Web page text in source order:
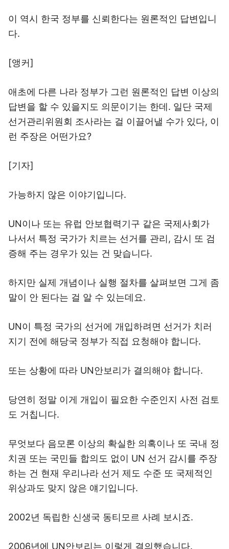
이 역시 한국 정부를 신뢰한다는 원론적인 답변입니
다.
[앵커]
애초에 다른 나라 정부가 그런 원론적인 답변 이상의
답변을 할 수 있을지도 의문이기는 한데. 일단 국제
선거관리위원회 조사라는 걸 이끌어낼 수가 있다, 이
런 주장은 어떤가요?
[기자]
가능하지 않은 이야기입니다.
UN이나 또는 유럽 안보협력기구 같은 국제사회가
나서서 특정 국가가 치르는 선거를 관리, 감시 또 검
증해 주는 경우가 있는 건 맞습니다.
하지만 실제 개념이나 실행 절차를 살펴보면 그게 좀
말이 안 된다는 걸 알 수 있는데요.
UN이 특정 국가의 선거에 개입하려면 선거가 치러
지기 전에 해당국 정부가 직접 요청해야 합니다.
또는 상황에 따라 UN안보리가 결의해야 합니다.
당연히 정말 이게 개입이 필요한 수준인지 사전 검토
도 거칩니다.
무엇보다 음모론 이상의 확실한 의혹이나 또 국내 정
치권 또는 국민들 합의도 없이 UN 선거 감시를 주장
하는 건 현재 우리나라 선거 제도 수준 또 국제적인
위상과도 맞지 않은 얘기입니다.
2002년 독립한 신생국 동티모르 사례 보시죠.
2006년에 UN안보리는 이렇게 결의했습니다.